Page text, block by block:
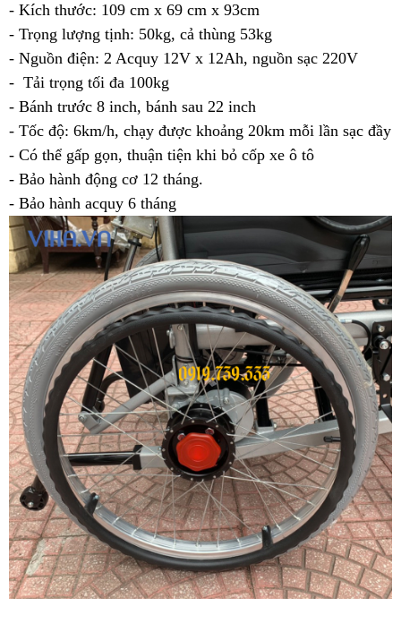
- Kích thước: 109 cm x 69 cm x 93cm
- Trọng lượng tịnh: 50kg, cả thùng 53kg
- Nguồn điện: 2 Acquy 12V x 12Ah, nguồn sạc 220V
- Tải trọng tối đa 100kg
- Bánh trước 8 inch, bánh sau 22 inch
- Tốc độ: 6km/h, chạy được khoảng 20km mỗi lần sạc đầy
- Có thể gấp gọn, thuận tiện khi bỏ cốp xe ô tô
- Bảo hành động cơ 12 tháng.
- Bảo hành acquy 6 tháng